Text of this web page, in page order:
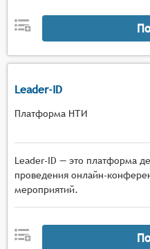
такими как
аудиозаписи, что
предоставляют
обмениваться
различным темам.
важных событиях,
Leader-ID
Платформа НТИ
Leader-ID — это платформа
проведения онлайн-
мероприятий.